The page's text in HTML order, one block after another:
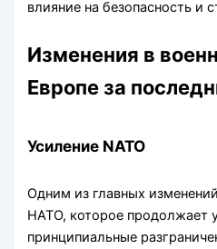
влияние на безопасность и
Изменения в
Европе за
Усиление NATO
Одним из главных
НАТО, которое продолжает
принципиальные